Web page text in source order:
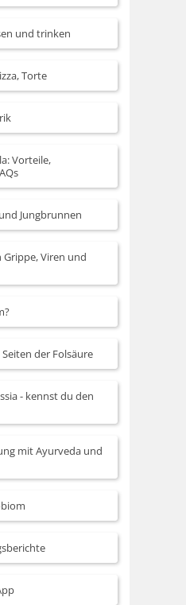
und trinken
Torte
Vorteile,
Jungbrunnen
Viren und
der Folsäure
- kennst du den
mit Ayurveda und